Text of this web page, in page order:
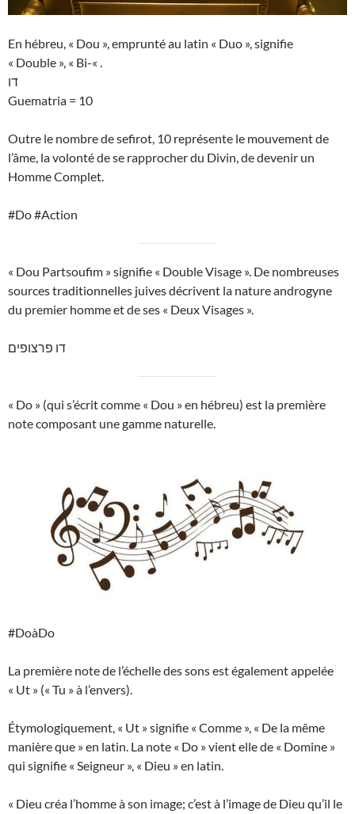
En hébreu, « Dou », emprunté au latin « Duo », signifie
« Double », « Bi-« .
דו
Guematria = 10
Outre le nombre de sefirot, 10 représente le mouvement de
l’âme, la volonté de se rapprocher du Divin, de devenir un
Homme Complet.
#Do #Action
« Dou Partsoufim » signifie « Double Visage ». De nombreuses
sources traditionnelles juives décrivent la nature androgyne
du premier homme et de ses « Deux Visages ».
דו פרצופים
« Do » (qui s’écrit comme « Dou » en hébreu) est la première
note composant une gamme naturelle.
#DoàDo
La première note de l’échelle des sons est également appelée
« Ut » (« Tu » à l’envers).
Étymologiquement, « Ut » signifie « Comme », « De la même
manière que » en latin. La note « Do » vient elle de « Domine »
qui signifie « Seigneur », « Dieu » en latin.
« Dieu créa l’homme à son image; c’est à l’image de Dieu qu’il le